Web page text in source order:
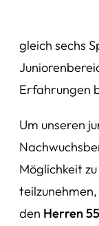
gleich sechs
Erfahrungen
Um unseren
Möglichkeit
den Herren 55